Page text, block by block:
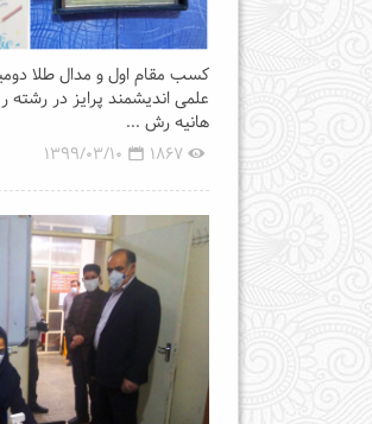
کسب مقام اول و مدال طلا
علمی اندیشمند پرایز در
هانیه رش ...
1867
1399/03/10